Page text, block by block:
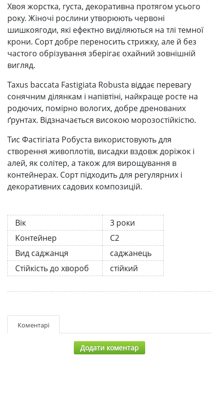
Хвоя жорстка, густа, декоративна протягом усього
року. Жіночі рослини утворюють червоні
шишкоягоди, які ефектно виділяються на тлі темної
крони. Сорт добре переносить стрижку, але й без
частого обрізування зберігає охайний зовнішній
вигляд.
Taxus baccata Fastigiata Robusta віддає перевагу
сонячним ділянкам і напівтіні, найкраще росте на
родючих, помірно вологих, добре дренованих
ґрунтах. Відзначається високою морозостійкістю.
Тис Фастігіата Робуста використовують для
створення живоплотів, висадки вздовж доріжок і
алей, як солітер, а також для вирощування в
контейнерах. Сорт підходить для регулярних і
декоративних садових композицій.
Вік
3 роки
Контейнер
С2
Вид саджанця
саджанець
Стійкість до хвороб
стійкий
Коментарі
Додати коментар